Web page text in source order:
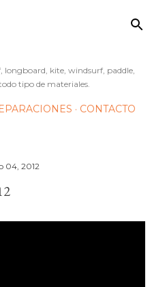
longboard, kite, windsurf, paddle,
tipo de materiales.
CONTACTO
04, 2012